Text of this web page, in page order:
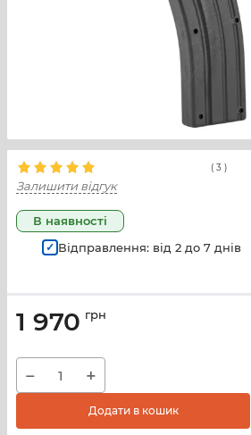
( 3 )
Залишити відгук
В наявності
Відправлення: від 2 до 7 днів
1 970 грн
− +
Додати в кошик